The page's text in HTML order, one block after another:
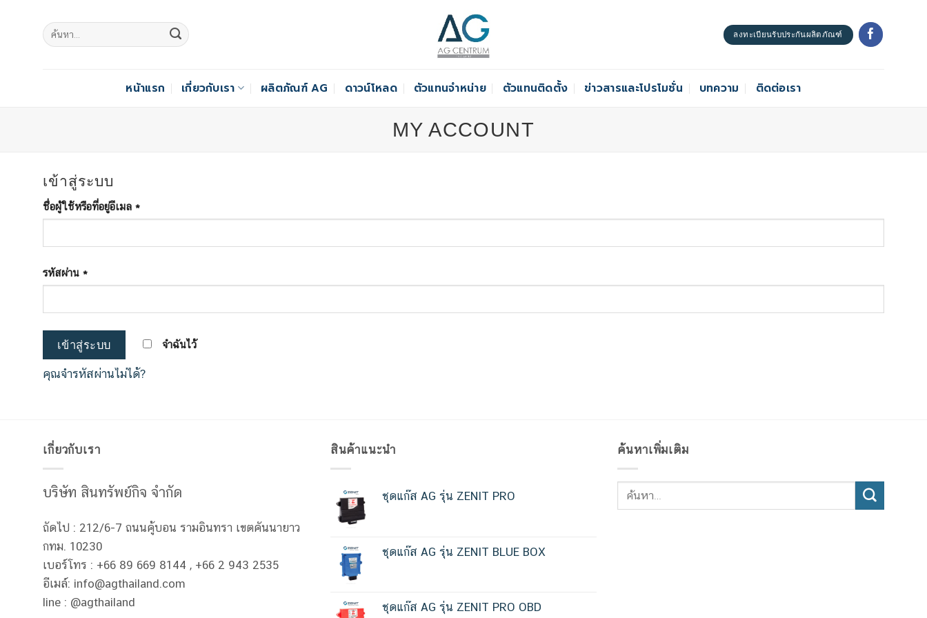
ลงทะเบียนรับประกันผลิตภัณฑ์
หน้าแรก เกี่ยวกับเรา ผลิตภัณฑ์ AG ดาวน์โหลด ตัวแทนจำหน่าย ตัวแทนติดตั้ง ข่าวสารและโปรโมชั่น บทความ ติดต่อเรา
MY ACCOUNT
เข้าสู่ระบบ
ชื่อผู้ใช้หรือที่อยู่อีเมล *
รหัสผ่าน *
เข้าสู่ระบบ จำฉันไว้
คุณจำรหัสผ่านไม่ได้?
เกี่ยวกับเรา
บริษัท สินทรัพย์กิจ จำกัด
ถัดไป : 212/6-7 ถนนคู้บอน รามอินทรา เขตคันนายาว
กทม. 10230
เบอร์โทร : +66 89 669 8144 , +66 2 943 2535
อีเมล์: info@agthailand.com
line : @agthailand
สินค้าแนะนำ
ชุดแก๊ส AG รุ่น ZENIT PRO
ชุดแก๊ส AG รุ่น ZENIT BLUE BOX
ชุดแก๊ส AG รุ่น ZENIT PRO OBD
ค้นหาเพิ่มเติม